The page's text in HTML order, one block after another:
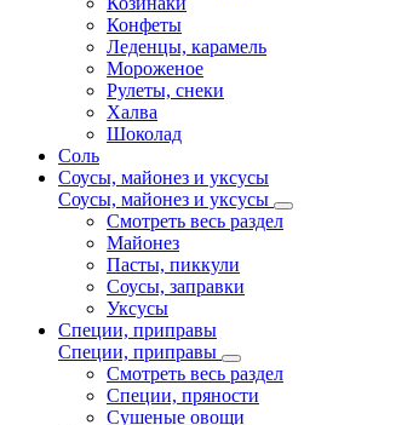
Конфеты
Леденцы, карамель
Мороженое
Рулеты, снеки
Халва
Шоколад
Соль
Соусы, майонез и уксусы
Соусы, майонез и уксусы
Смотреть весь раздел
Майонез
Пасты, пиккули
Соусы, заправки
Уксусы
Специи, приправы
Специи, приправы
Смотреть весь раздел
Специи, пряности
Сушеные овощи